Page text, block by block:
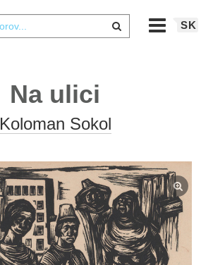
SK
Na ulici
Koloman Sokol